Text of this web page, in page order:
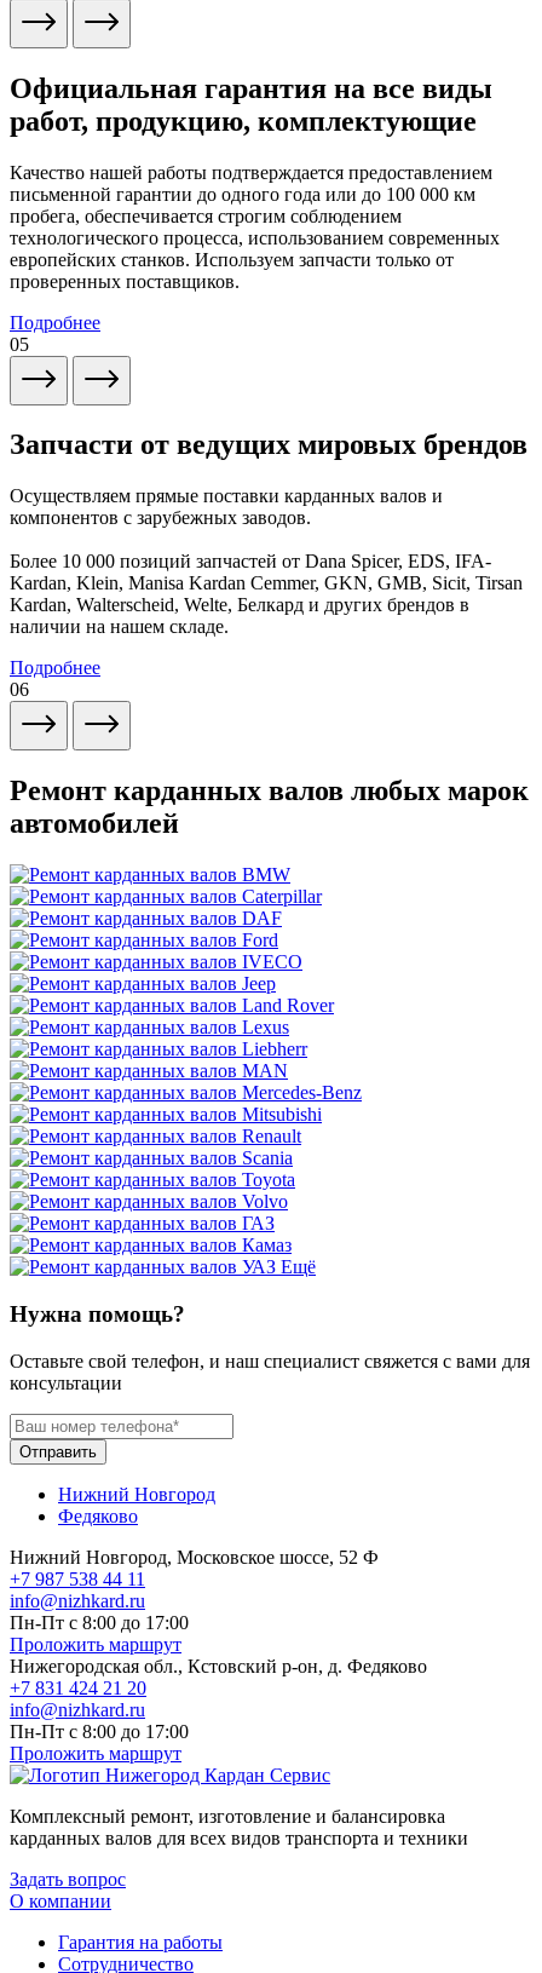
Официальная гарантия на все виды
работ, продукцию, комплектующие
Качество нашей работы подтверждается предоставлением
письменной гарантии до одного года или до 100 000 км
пробега, обеспечивается строгим соблюдением
технологического процесса, использованием современных
европейских станков. Используем запчасти только от
проверенных поставщиков.
Подробнее
05
Запчасти от ведущих мировых брендов
Осуществляем прямые поставки карданных валов и
компонентов с зарубежных заводов.
Более 10 000 позиций запчастей от Dana Spicer, EDS, IFA-
Kardan, Klein, Manisa Kardan Cemmer, GKN, GMB, Sicit, Tirsan
Kardan, Walterscheid, Welte, Белкард и других брендов в
наличии на нашем складе.
Подробнее
06
Ремонт карданных валов любых марок
автомобилей
Ещё
Нужна помощь?
Оставьте свой телефон, и наш специалист свяжется с вами для
консультации
Отправить
Нижний Новгород
Федяково
Нижний Новгород, Московское шоссе, 52 Ф
+7 987 538 44 11
info@nizhkard.ru
Пн-Пт с 8:00 до 17:00
Проложить маршрут
Нижегородская обл., Кстовский р-он, д. Федяково
+7 831 424 21 20
info@nizhkard.ru
Пн-Пт с 8:00 до 17:00
Проложить маршрут
Комплексный ремонт, изготовление и балансировка
карданных валов для всех видов транспорта и техники
Задать вопрос
О компании
Гарантия на работы
Сотрудничество